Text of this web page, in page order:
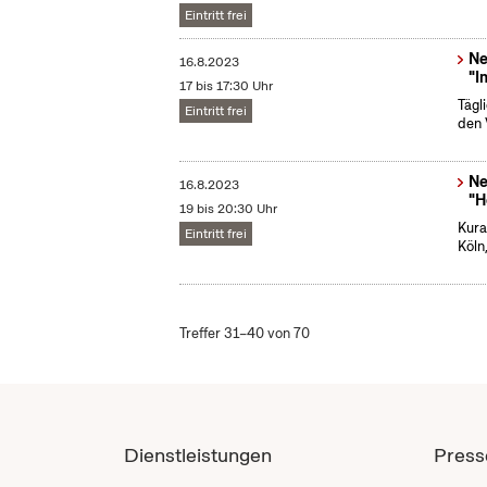
Eintritt frei
16.8.2023
17 bis 17:30 Uhr
Eintritt frei
den
16.8.2023
19 bis 20:30 Uhr
Eintritt frei
Treffer 31–40 von 70
Dienstleistungen